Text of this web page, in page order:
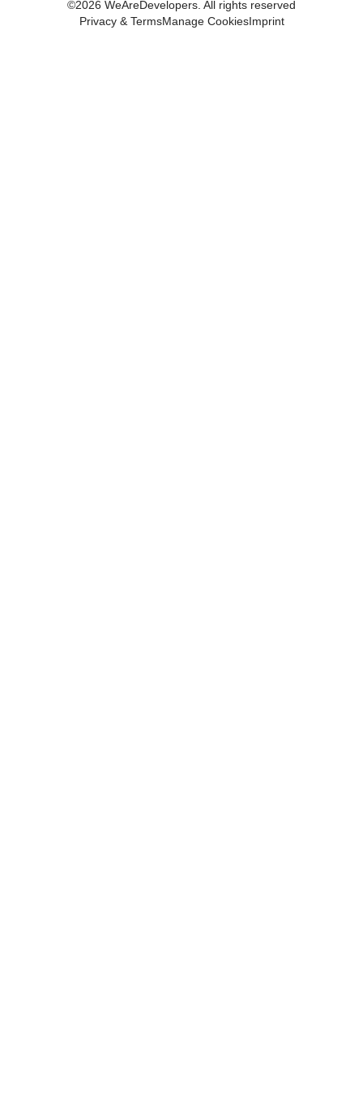
©2026 WeAreDevelopers. All rights reserved
Privacy & TermsManage CookiesImprint